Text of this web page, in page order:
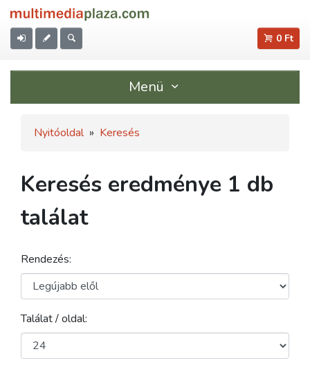
0 Ft
Menü
Nyitóoldal » Keresés
Keresés eredménye 1 db
találat
Rendezés:
Találat / oldal: